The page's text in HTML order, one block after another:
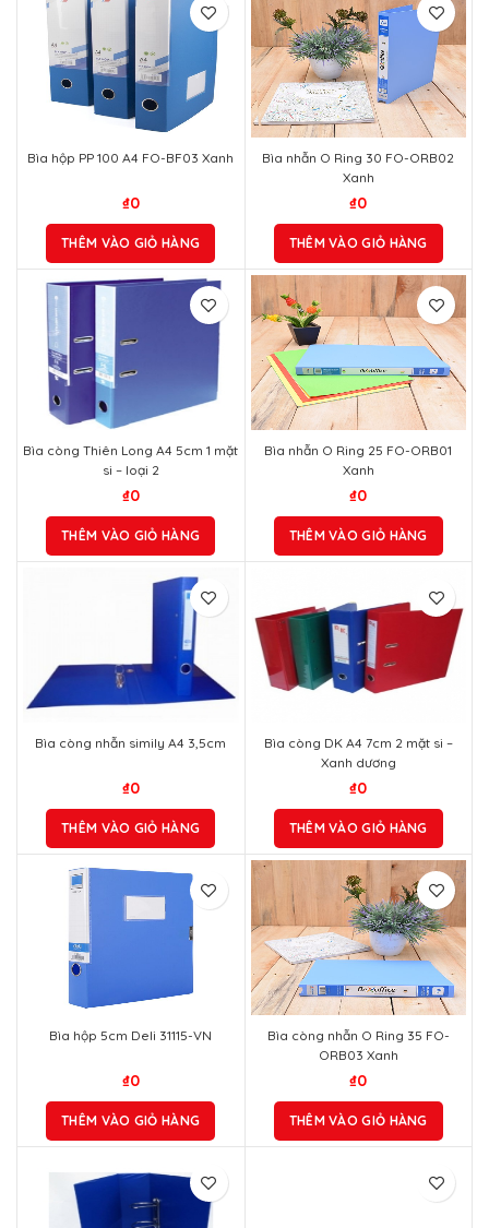
Bìa hộp PP 100 A4 FO-BF03 Xanh
₫0
THÊM VÀO GIỎ HÀNG
Bìa nhẫn O Ring 30 FO-ORB02
Xanh
₫0
THÊM VÀO GIỎ HÀNG
Bìa còng Thiên Long A4 5cm 1 mặt
si – loại 2
₫0
THÊM VÀO GIỎ HÀNG
Bìa nhẫn O Ring 25 FO-ORB01
Xanh
₫0
THÊM VÀO GIỎ HÀNG
Bìa còng nhẫn simily A4 3,5cm
₫0
THÊM VÀO GIỎ HÀNG
Bìa còng DK A4 7cm 2 mặt si –
Xanh dương
₫0
THÊM VÀO GIỎ HÀNG
Bìa hộp 5cm Deli 31115-VN
₫0
THÊM VÀO GIỎ HÀNG
Bìa còng nhẫn O Ring 35 FO-
ORB03 Xanh
₫0
THÊM VÀO GIỎ HÀNG